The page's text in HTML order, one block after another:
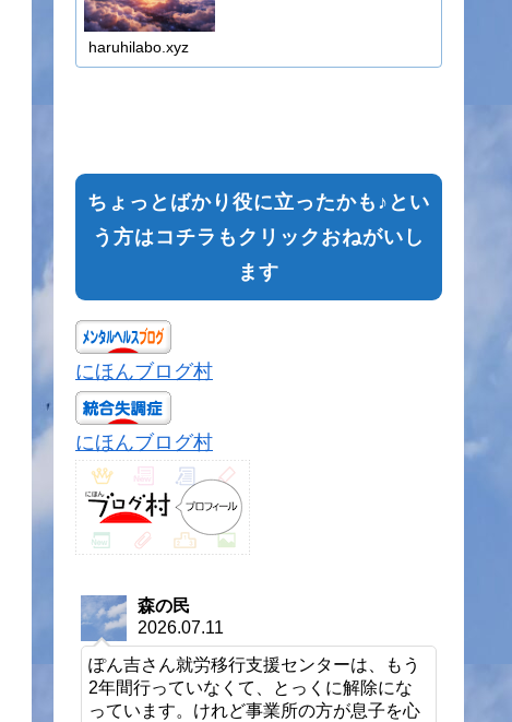
haruhilabo.xyz
ちょっとばかり役に立ったかも♪とい
う方はコチラもクリックおねがいし
ます
にほんブログ村
にほんブログ村
森の民
2026.07.11
ぽん吉さん就労移行支援センターは、もう
2年間行っていなくて、とっくに解除にな
っています。けれど事業所の方が息子を心